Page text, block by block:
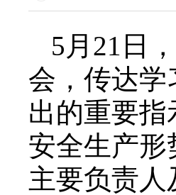
5月21日
会，传达
出的重要
安全生产
主要负责